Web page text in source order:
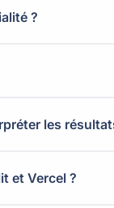
?
les
et Vercel ?